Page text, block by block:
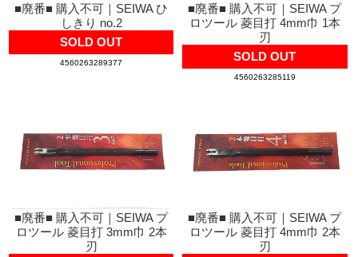
■廃番■ 購入不可｜SEIWA ひ
しきり no.2
SOLD OUT
4560263289377
■廃番■ 購入不可｜SEIWA プ
ロツール 菱目打 4mm巾 1本
刃
SOLD OUT
4560263285119
■廃番■ 購入不可｜SEIWA プ
ロツール 菱目打 3mm巾 2本
刃
■廃番■ 購入不可｜SEIWA プ
ロツール 菱目打 4mm巾 2本
刃